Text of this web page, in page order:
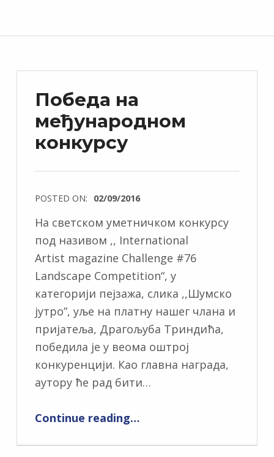
Победа на
међународном
конкурсу
POSTED ON: 02/09/2016
На светском уметничком конкурсу
под називом ,, International
Artist magazine Challenge #76
Landscape Competition“, у
категорији пејзажа, слика ,,Шумско
јутро”, уље на платну нашег члана и
пријатеља, Драгољуба Триндића,
победила је у веома оштрој
конкуренцији. Као главна награда,
аутору ће рад бити…
Continue reading…